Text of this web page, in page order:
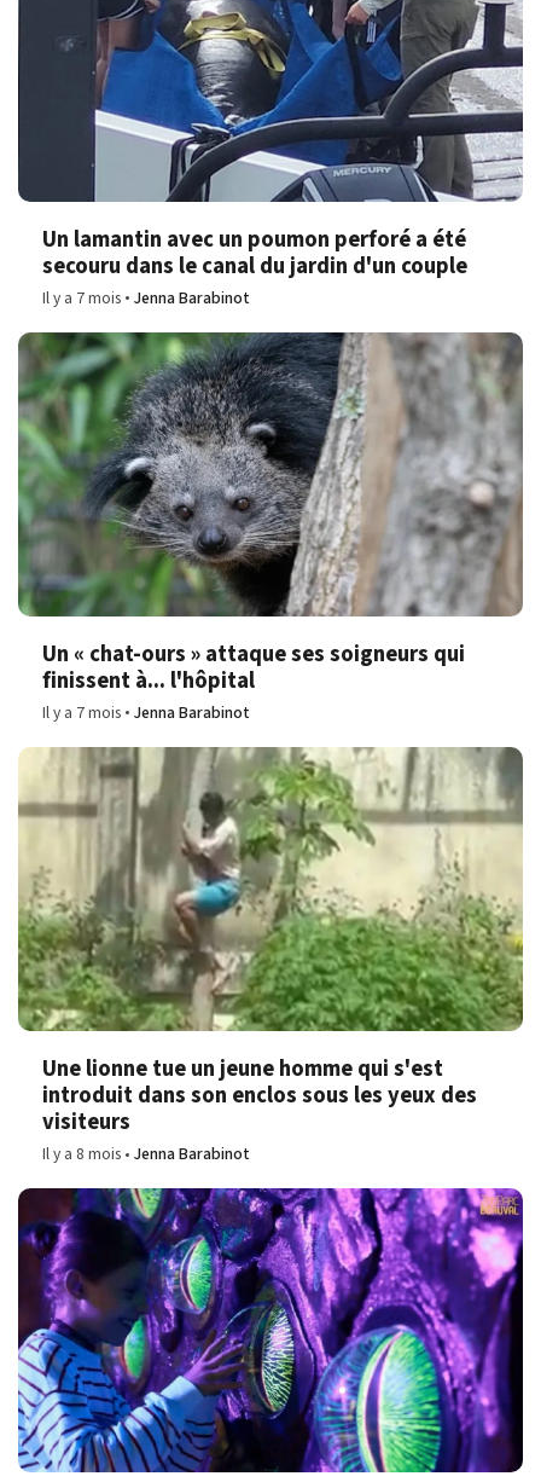
Un lamantin avec un poumon perforé a été
secouru dans le canal du jardin d'un couple
Il y a 7 mois Jenna Barabinot
Un « chat-ours » attaque ses soigneurs qui
finissent à... l'hôpital
Il y a 7 mois Jenna Barabinot
Une lionne tue un jeune homme qui s'est
introduit dans son enclos sous les yeux des
visiteurs
Il y a 8 mois Jenna Barabinot